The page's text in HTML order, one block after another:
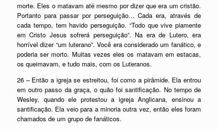
morte. Eles o matavam até mesmo por dizer que era um cristão.
Portanto para passar por perseguição… Cada era, através de
cada tempo, tem havido perseguição. “Todo que vive piamente
em Cristo Jesus sofrerá perseguição”. Na era de Lutero, era
horrível dizer “um luterano”. Você era considerado um fanático, e
poderia ser morto. Muitas vezes eles os matavam em estacas,
os queimavam, e tudo mais, com os Luteranos.
26 – Então a igreja se estreitou, foi como a pirâmide. Ela entrou
em outro passo da graça, o quão foi santificação. No tempo de
Wesley, quando ele protestou a igreja Anglicana, ensinou a
santificação. Ela veio para a minoria outra vez, então eles foram
chamados de um grupo de fanáticos.